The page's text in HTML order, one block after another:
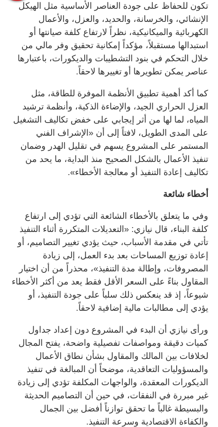
تكون للحفاظ على جودة العناصر الأساسية مثل الهيكل
الإنشائي، والخرسانة، والحديد، والعزل، والأعمال
الكهربائية والميكانيكية، نظراً لارتفاع كلفة صيانتها أو
استبدالها مستقبلاً، مؤكداً إمكانية تحقيق وفر مالي من
خلال التحكم في بنود التشطيبات والديكورات، باعتبارها
عناصر يمكن تطويرها أو تغييرها لاحقاً.
كما أكد أهمية تطبيق الأنظمة الموفرة للطاقة، مثل
العزل الحراري الجيد، والإضاءة الذكية، وأنظمة ترشيد
المياه، لما لها من أثر إيجابي على خفض تكاليف التشغيل
على المدى الطويل، لافتاً إلى أن «الإشراف الفني
المستمر على المشروع يسهم في تقليل الهدر وضمان
تنفيذ الأعمال بالشكل الصحيح منذ البداية، ما يحد من
تكاليف إعادة التنفيذ أو معالجة الأخطاء».
أخطاء شائعة
وفي ما يتعلق بالأخطاء الشائعة التي تؤدي إلى ارتفاع
كلفة البناء، قال نيازي: «التعديلات المتكررة أثناء التنفيذ
تأتي في مقدمة الأسباب، حيث يؤدي تغيير التصاميم، أو
إعادة توزيع المساحات بعد بدء العمل، إلى زيادة
المصروفات، وإطالة مدة التنفيذ»، محذراً من أن اختيار
المقاول بناءً على السعر الأقل فقط يعد من أكثر الأخطاء
شيوعاً، إذ قد ينعكس ذلك سلباً على جودة التنفيذ، أو
يؤدي إلى مطالبات مالية إضافية لاحقاً.
ورأى نيازي أن البدء في المشروع دون إعداد جداول
كميات دقيقة ومواصفات تفصيلية واضحة، يفتح المجال
لخلافات بين المالك والمقاول بشأن نطاق الأعمال
والمسؤوليات التعاقدية، موضحاً أن المبالغة في تنفيذ
الديكورات المعقدة، والواجهات المكلفة تؤدي إلى زيادة
غير مبررة في النفقات، في حين أن التصاميم الحديثة
والبسيطة غالباً ما تحقق توازناً أفضل بين الجمال
والكفاءة الاقتصادية وسرعة التنفيذ.